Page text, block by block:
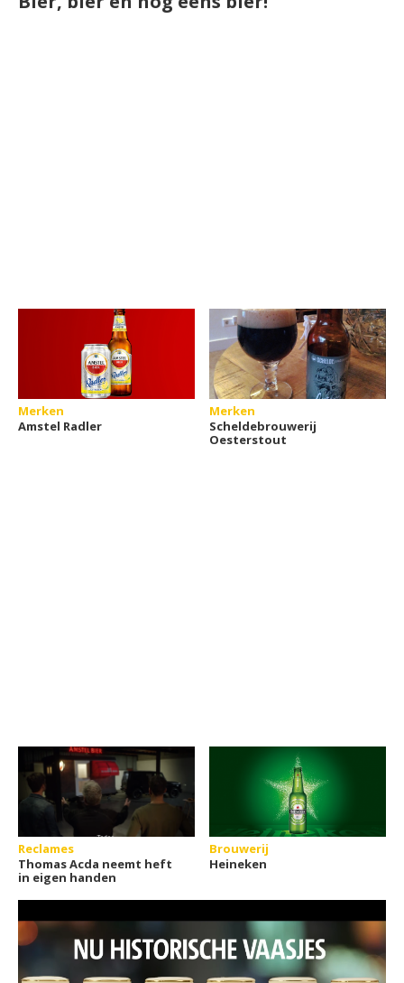
Merken
Amstel Radler
Merken
Scheldebrouwerij
Oesterstout
Reclames
Thomas Acda neemt heft
in eigen handen
Brouwerij
Heineken